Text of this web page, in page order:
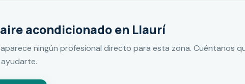
acondicionado en Llaurí
ningún profesional directo para esta zona. Cuéntanos